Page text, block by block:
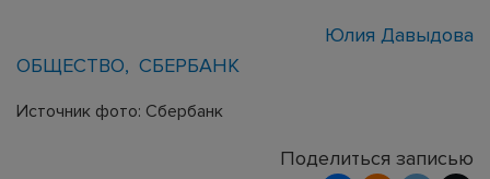
Юлия Давыдова
ОБЩЕСТВО
СБЕРБАНК
Источник фото: Сбербанк
Поделиться записью